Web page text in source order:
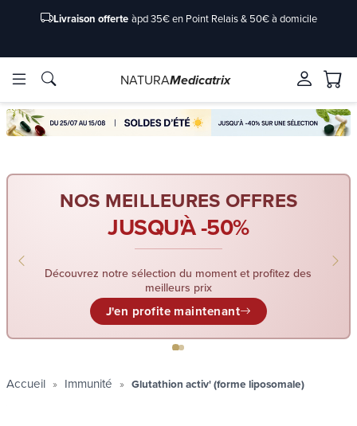
Marques
Livraison offerte àpd 35€ en Point Relais & 50€ à domicile
Marques
NATURAMedicatrix
NOS MEILLEURES OFFRES
JUSQU'À -50%
Découvrez notre sélection du moment et profitez des
meilleurs prix
J'en profite maintenant